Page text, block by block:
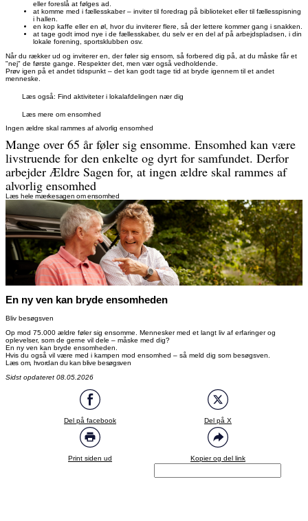
eller foreslå at følges ad.
at komme med i fællesskaber – inviter til foredrag på biblioteket eller til fællesspisning
i hallen.
en kop kaffe eller en øl, hvor du inviterer flere, så der lettere kommer gang i snakken.
at tage godt imod nye i de fællesskaber, du selv er en del af på arbejdspladsen, i din
lokale forening, sportsklubben osv.
Når du rækker ud og inviterer en, der føler sig ensom, så forbered dig på, at du måske får et
"nej" de første gange. Respekter det, men vær også vedholdende.
Prøv igen på et andet tidspunkt – det kan godt tage tid at bryde igennem til et andet
menneske.
Læs også: Find aktiviteter i lokalafdelingen nær dig
Læs mere om ensomhed
Ingen ældre skal rammes af alvorlig ensomhed
Mange over 65 år føler sig ensomme. Ensomhed kan være
livstruende for den enkelte og dyrt for samfundet. Derfor
arbejder Ældre Sagen for, at ingen ældre skal rammes af
alvorlig ensomhed
Læs hele mærkesagen om ensomhed
En ny ven kan bryde ensomheden
Bliv besøgsven
Op mod 75.000 ældre føler sig ensomme. Mennesker med et langt liv af erfaringer og
oplevelser, som de gerne vil dele – måske med dig?
En ny ven kan bryde ensomheden.
Hvis du også vil være med i kampen mod ensomhed – så meld dig som besøgsven.
Læs om, hvordan du kan blive besøgsven
Sidst opdateret 08.05.2026
Del på facebook Del på X
Print siden ud Kopier og del link